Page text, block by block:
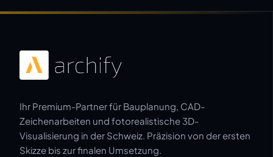
Ihr Premium-Partner für Bauplanung, CAD-
Zeichenarbeiten und fotorealistische 3D-
Visualisierung in der Schweiz. Präzision von der ersten
Skizze bis zur finalen Umsetzung.